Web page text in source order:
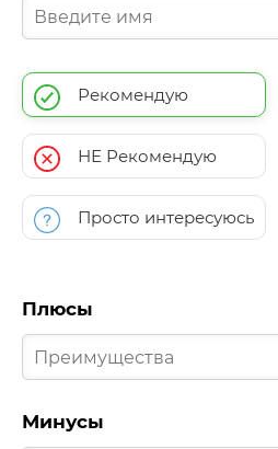
Рекомендую
НЕ Рекомендую
Просто интересуюсь
Плюсы
Минусы